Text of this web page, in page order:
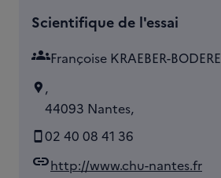
Scientifique de l'essai
groupsFrançoise KRAEBER-BODERE
,
44093 Nantes,
02 40 08 41 36
linkhttp://www.chu-nantes.fr